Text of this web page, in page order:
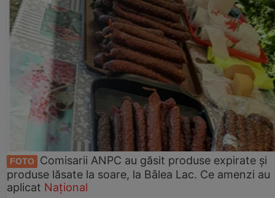
FOTO
Comisarii ANPC au găsit produse expirate și
produse lăsate la soare, la Bâlea Lac. Ce amenzi au
aplicat Național